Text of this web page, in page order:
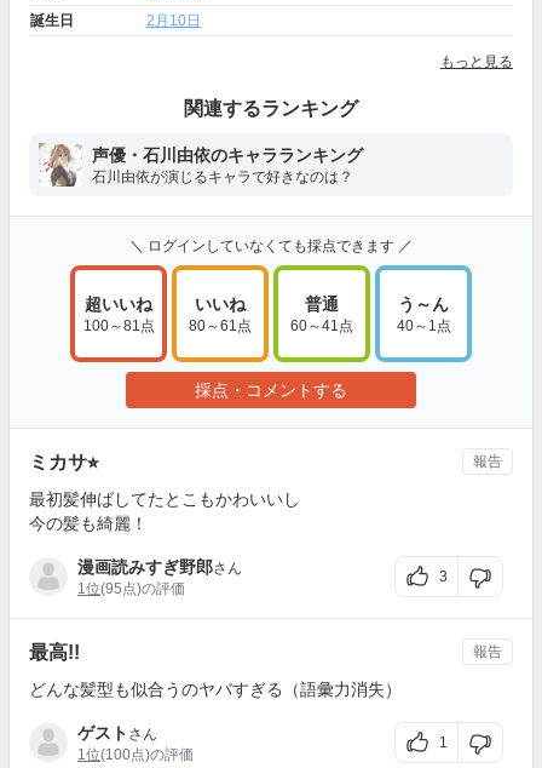
誕生日
2月10日
もっと見る
関連するランキング
声優・石川由依のキャラランキング
石川由依が演じるキャラで好きなのは？
＼ ログインしていなくても採点できます ／
超いいね
100～81点
いいね
80～61点
普通
60～41点
う～ん
40～1点
採点・コメントする
ミカサ⭐︎
最初髪伸ばしてたとこもかわいいし
今の髪も綺麗！
漫画読みすぎ野郎さん
1位(95点)の評価
3
報告
最高!!
どんな髪型も似合うのヤバすぎる（語彙力消失）
ゲスト さん
1位(100点)の評価
1
報告